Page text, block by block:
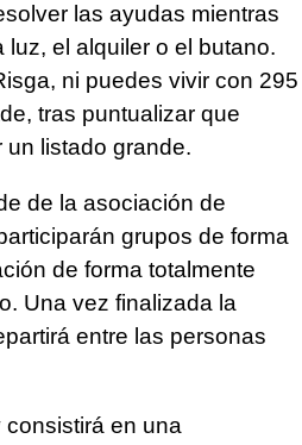
las ayudas mientras
el alquiler o el butano.
ni puedes vivir con 295
tras puntualizar que
listado grande.
de la asociación de
grupos de forma
de forma totalmente
Una vez finalizada la
entre las personas
en una